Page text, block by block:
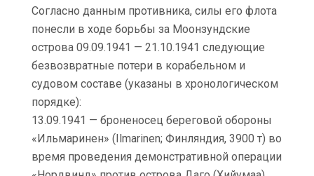
Согласно данным противника, силы его флота
понесли в ходе борьбы за Моонзундские
острова 09.09.1941 — 21.10.1941 следующие
безвозвратные потери в корабельном и
судовом составе (указаны в хронологическом
порядке):
13.09.1941 — броненосец береговой обороны
«Ильмаринен» (Ilmarinen; Финляндия, 3900 т) во
время проведения демонстративной операции